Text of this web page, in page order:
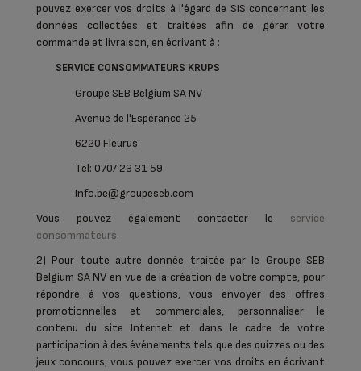
pouvez exercer vos droits à l'égard de SIS concernant les
données collectées et traitées afin de gérer votre
commande et livraison, en écrivant à :
SERVICE CONSOMMATEURS KRUPS
Groupe SEB Belgium SA NV
Avenue de l'Espérance 25
6220 Fleurus
Tel: 070/ 23 31 59
Info.be@groupeseb.com
Vous pouvez également contacter le service
consommateurs.
2) Pour toute autre donnée traitée par le Groupe SEB
Belgium SA NV en vue de la création de votre compte, pour
répondre à vos questions, vous envoyer des offres
promotionnelles et commerciales, personnaliser le
contenu du site Internet et dans le cadre de votre
participation à des événements tels que des quizzes ou des
jeux concours, vous pouvez exercer vos droits en écrivant